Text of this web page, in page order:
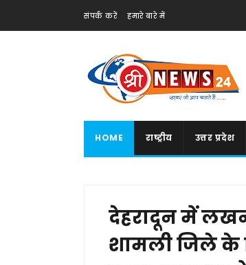
संपर्क करें हमारे बारे में
HOME राष्ट्रीय उत्तर प्रदेश
देहरादून में
शामली जिले के